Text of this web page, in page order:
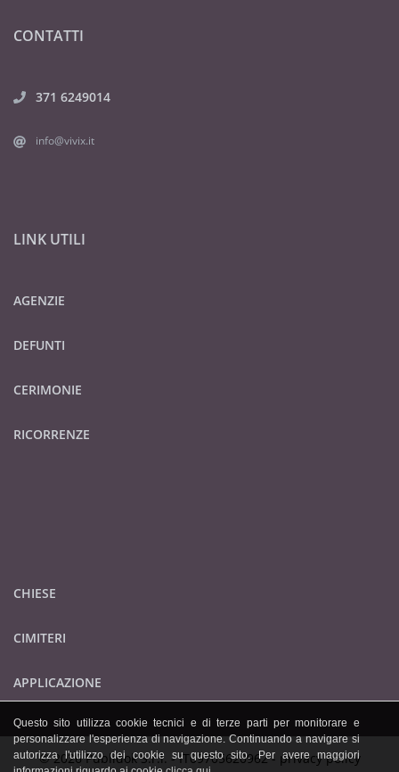
CONTATTI
371 6249014
info@vivix.it
LINK UTILI
AGENZIE
DEFUNTI
CERIMONIE
RICORRENZE
CHIESE
CIMITERI
APPLICAZIONE
© 2026 Publidok S.r.l. - IT09705620962 - privacy policy
Questo sito utilizza cookie tecnici e di terze parti per monitorare e
personalizzare l'esperienza di navigazione. Continuando a navigare si
autorizza l'utilizzo dei cookie su questo sito. Per avere maggiori